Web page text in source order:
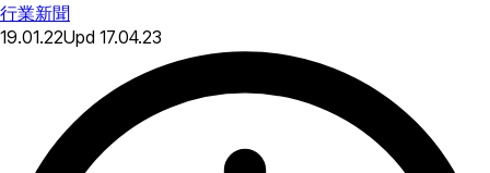
行業新聞
19.01.22Upd 17.04.23